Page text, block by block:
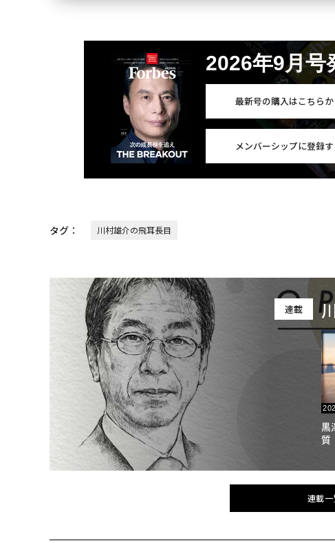
2026年9月号
最新号の購入はこちらか
メンバーシップに登録
タグ： 川村雄介の飛耳長目
連載
黒
質
連載